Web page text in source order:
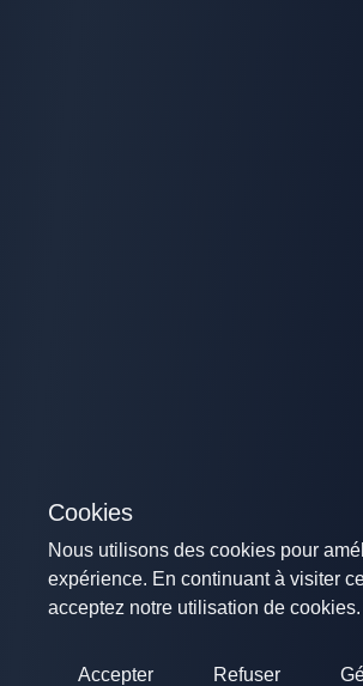
Cookies
Nous utilisons des cookies pour
expérience. En continuant à visiter
acceptez notre utilisation de cookies.
Accepter Refuser